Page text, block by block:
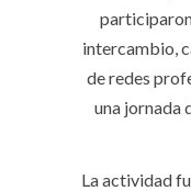
intercambio,
de redes
una jornada
La actividad